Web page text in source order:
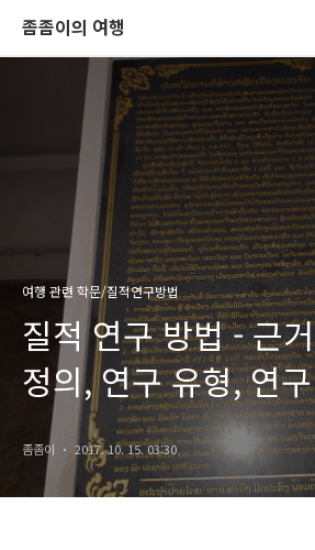
좀좀이의 여행
여행 관련 학문/질적연구방법
질적 연구 방법 - 근
정의, 연구 유형, 연
좀좀이 2017. 10. 15. 03:30